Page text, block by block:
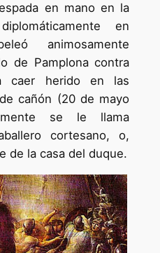
en mano en la
en
animosamente
de Pamplona contra
caer herido en las
cañón (20 de mayo
se le llama
cortesano, o,
de la casa del duque.